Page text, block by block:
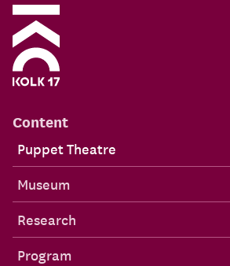
Content
Puppet Theatre
Museum
Research
Program